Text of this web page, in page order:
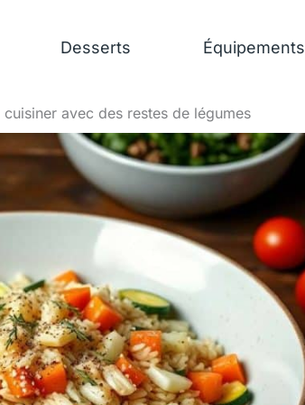
Desserts Équipements
avec des restes de légumes